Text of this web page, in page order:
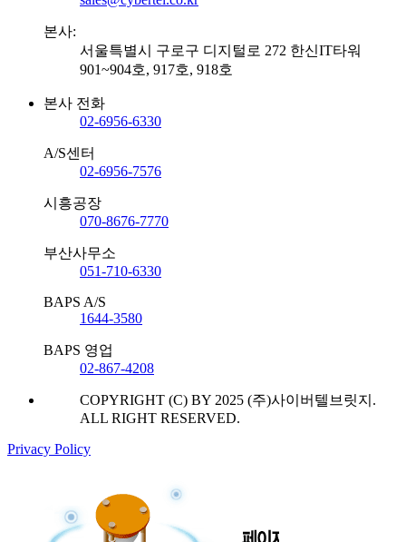
본사:
서울특별시 구로구 디지털로 272 한신IT타워
901~904호, 917호, 918호
본사 전화
02-6956-6330
A/S센터
02-6956-7576
시흥공장
070-8676-7770
부산사무소
051-710-6330
BAPS A/S
1644-3580
BAPS 영업
02-867-4208
COPYRIGHT (C) BY 2025 (주)사이버텔브릿지.
ALL RIGHT RESERVED.
Privacy Policy